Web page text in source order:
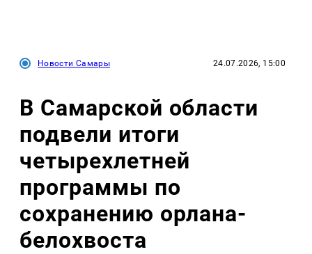
Новости Самары 24.07.2026, 15:00
В Самарской области
подвели итоги
четырехлетней
программы по
сохранению орлана-
белохвоста